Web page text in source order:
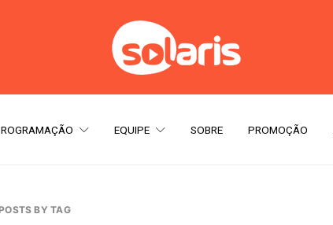
EQUIPE SOBRE PROMOÇÃO
BY TAG